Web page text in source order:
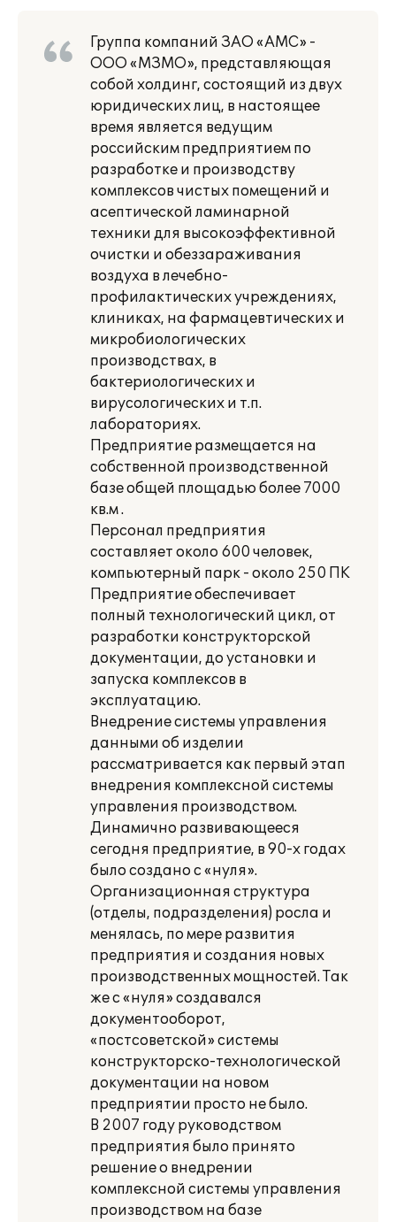
Группа компаний ЗАО «АМС» -
ООО «МЗМО», представляющая
собой холдинг, состоящий из двух
юридических лиц, в настоящее
время является ведущим
российским предприятием по
разработке и производству
комплексов чистых помещений и
асептической ламинарной
техники для высокоэффективной
очистки и обеззараживания
воздуха в лечебно-
профилактических учреждениях,
клиниках, на фармацевтических и
микробиологических
производствах, в
бактериологических и
вирусологических и т.п.
лабораториях.
Предприятие размещается на
собственной производственной
базе общей площадью более 7000
кв.м .
Персонал предприятия
составляет около 600 человек,
компьютерный парк - около 250 ПК
Предприятие обеспечивает
полный технологический цикл, от
разработки конструкторской
документации, до установки и
запуска комплексов в
эксплуатацию.
Внедрение системы управления
данными об изделии
рассматривается как первый этап
внедрения комплексной системы
управления производством.
Динамично развивающееся
сегодня предприятие, в 90-х годах
было создано с «нуля».
Организационная структура
(отделы, подразделения) росла и
менялась, по мере развития
предприятия и создания новых
производственных мощностей. Так
же с «нуля» создавался
документооборот,
«постсоветской» системы
конструкторско-технологической
документации на новом
предприятии просто не было.
В 2007 году руководством
предприятия было принято
решение о внедрении
комплексной системы управления
производством на базе